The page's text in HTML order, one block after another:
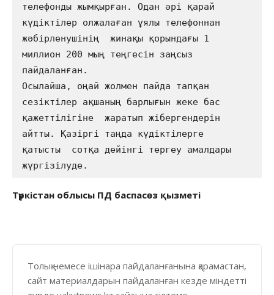
телефонды жымқырған. Одан әрі қарай
күдіктілер олжалаған ұялы телефоннан
жәбірленушінің  жинақы қорындағы 1
миллион 200 мың теңгесін заңсыз
пайдаланған.
Осылайша, оңай жолмен пайда тапқан
сезіктілер ақшаның барлығын жеке бас
қажеттілігіне  жаратып жібергендерін
айтты. Қазіргі таңда күдіктілерге
қатысты  сотқа дейінгі тергеу амалдары
жүргізілуде.
Түркістан облысы ПД баспасөз қызметі
Толық немесе ішінара пайдаланғанына қарамастан,
сайт материалдарын пайдаланған кезде міндетті